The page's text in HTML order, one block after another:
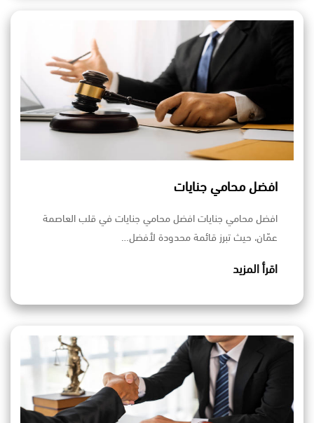
افضل محامي جنايات
افضل محامي جنايات افضل محامي جنايات في قلب العاصمة
عمّان، حيث تبرز قائمة محدودة لأفضل…
اقرأ المزيد